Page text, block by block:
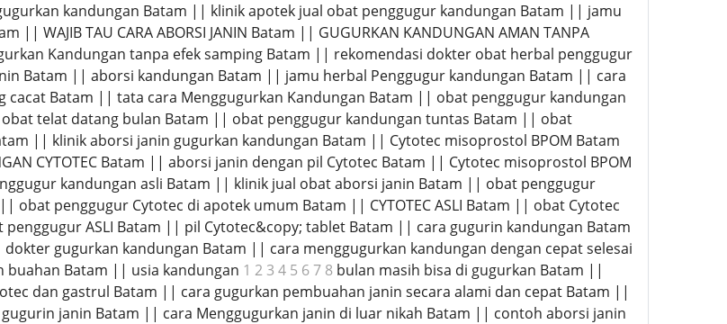
kandungan Batam || klinik apotek jual obat penggugur kandungan Batam || jamu
|| WAJIB TAU CARA ABORSI JANIN Batam || GUGURKAN KANDUNGAN AMAN TANPA
Kandungan tanpa efek samping Batam || rekomendasi dokter obat herbal penggugur
Batam || aborsi kandungan Batam || jamu herbal Penggugur kandungan Batam || cara
cacat Batam || tata cara Menggugurkan Kandungan Batam || obat penggugur kandungan
telat datang bulan Batam || obat penggugur kandungan tuntas Batam || obat
|| klinik aborsi janin gugurkan kandungan Batam || Cytotec misoprostol BPOM Batam
CYTOTEC Batam || aborsi janin dengan pil Cytotec Batam || Cytotec misoprostol BPOM
kandungan asli Batam || klinik jual obat aborsi janin Batam || obat penggugur
obat penggugur Cytotec di apotek umum Batam || CYTOTEC ASLI Batam || obat Cytotec
ASLI Batam || pil Cytotec&copy; tablet Batam || cara gugurin kandungan Batam
gugurkan kandungan Batam || cara menggugurkan kandungan dengan cepat selesai
buahan Batam || usia kandungan 1 2 3 4 5 6 7 8bulan masih bisa di gugurkan Batam ||
dan gastrul Batam || cara gugurkan pembuahan janin secara alami dan cepat Batam ||
janin Batam || cara Menggugurkan janin di luar nikah Batam || contoh aborsi janin